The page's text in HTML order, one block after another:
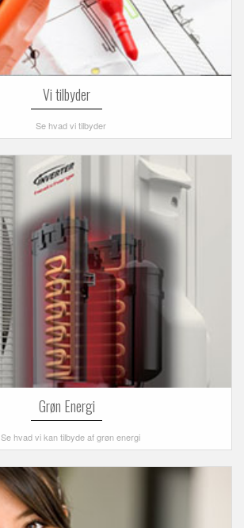
Vi tilbyder
Se hvad vi tilbyder
Grøn Energi
Se hvad vi kan tilbyde af grøn energi